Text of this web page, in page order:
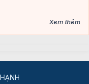
Xem thêm